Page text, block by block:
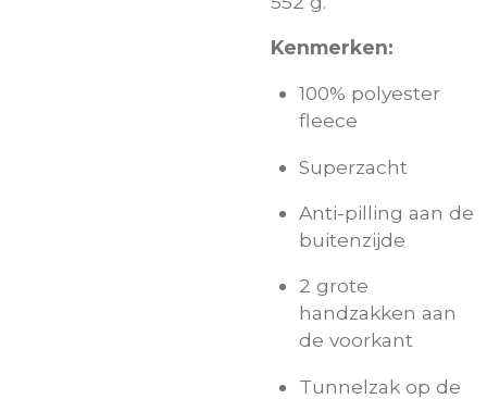
Kenmerken:
100% polyester
fleece
Superzacht
Anti-pilling aan de
buitenzijde
2 grote
handzakken aan
de voorkant
Tunnelzak op de